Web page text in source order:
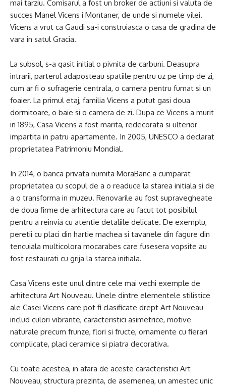
mai tarziu. Comisarul a fost un broker de actiuni si valuta de
succes Manel Vicens i Montaner, de unde si numele vilei.
Vicens a vrut ca Gaudi sa-i construiasca o casa de gradina de
vara in satul Gracia.
La subsol, s-a gasit initial o pivnita de carbuni. Deasupra
intrarii, parterul adaposteau spatiile pentru uz pe timp de zi,
cum ar fi o sufragerie centrala, o camera pentru fumat si un
foaier. La primul etaj, familia Vicens a putut gasi doua
dormitoare, o baie si o camera de zi. Dupa ce Vicens a murit
in 1895, Casa Vicens a fost marita, redecorata si ulterior
impartita in patru apartamente. In 2005, UNESCO a declarat
proprietatea Patrimoniu Mondial.
In 2014, o banca privata numita MoraBanc a cumparat
proprietatea cu scopul de a o readuce la starea initiala si de
a o transforma in muzeu. Renovarile au fost supravegheate
de doua firme de arhitectura care au facut tot posibilul
pentru a reinvia cu atentie detaliile delicate. De exemplu,
peretii cu placi din hartie machea si tavanele din fagure din
tencuiala multicolora mocarabes care fusesera vopsite au
fost restaurati cu grija la starea initiala.
Casa Vicens este unul dintre cele mai vechi exemple de
arhitectura Art Nouveau. Unele dintre elementele stilistice
ale Casei Vicens care pot fi clasificate drept Art Nouveau
includ culori vibrante, caracteristici asimetrice, motive
naturale precum frunze, flori si fructe, ornamente cu fierari
complicate, placi ceramice si piatra decorativa.
Cu toate acestea, in afara de aceste caracteristici Art
Nouveau, structura prezinta, de asemenea, un amestec unic